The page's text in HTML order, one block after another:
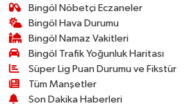
Bingöl Nöbetçi Eczaneler
Bingöl Hava Durumu
Bingöl Namaz Vakitleri
Bingöl Trafik Yoğunluk Haritası
Süper Lig Puan Durumu ve Fikstür
Tüm Manşetler
Son Dakika Haberleri